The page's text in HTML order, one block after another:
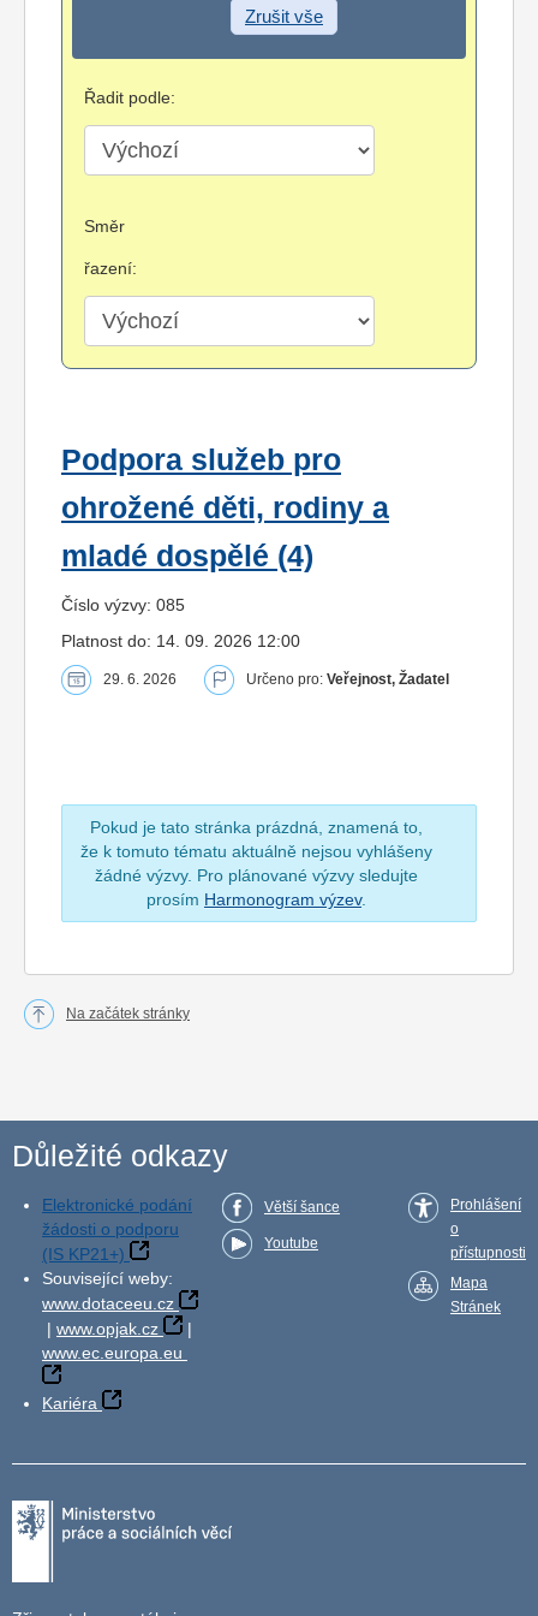
Zrušit vše
Řadit podle:
Směr
řazení:
Podpora služeb pro
ohrožené děti, rodiny a
mladé dospělé (4)
Číslo výzvy: 085
Platnost do: 14. 09. 2026 12:00
29. 6. 2026 Určeno pro: Veřejnost, Žadatel
Pokud je tato stránka prázdná, znamená to,
že k tomuto tématu aktuálně nejsou vyhlášeny
žádné výzvy. Pro plánované výzvy sledujte
prosím Harmonogram výzev.
Na začátek stránky
Důležité odkazy
Elektronické podání
žádosti o podporu
(IS KP21+)
Související weby:
www.dotaceeu.cz
| www.opjak.cz
|
www.ec.europa.eu
Kariéra
Větší šance
Youtube
Prohlášení
o
přístupnosti
Mapa
Stránek